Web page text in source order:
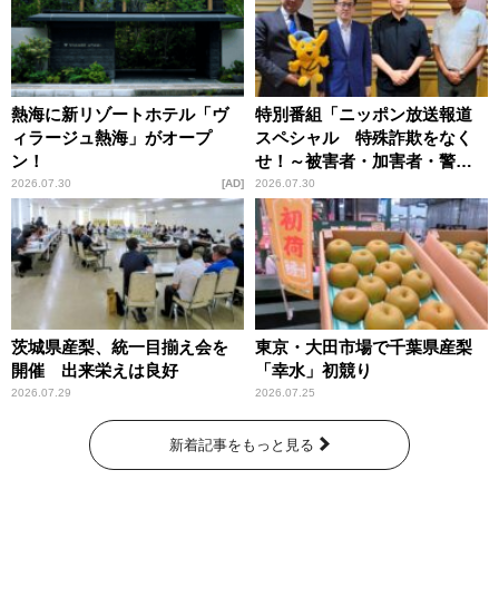
熱海に新リゾートホテル「ヴ
ィラージュ熱海」がオープ
ン！
2026.07.30 AD
特別番組「ニッポン放送報道
スペシャル 特殊詐欺をなく
せ！～被害者・加害者・警視
庁が語るトクリュウの実態
～」放送
2026.07.30
茨城県産梨、統一目揃え会を
開催 出来栄えは良好
2026.07.29
東京・大田市場で千葉県産梨
「幸水」初競り
2026.07.25
新着記事をもっと見る